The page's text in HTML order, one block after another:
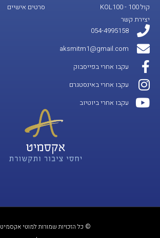
קול 100 - KOL100
יצירת קשר
סרטים אישיים
054-4995158
aksmitm1@gmail.com
עקבו אחרי בפייסבוק
עקבו אחרי באינסטגרם
עקבו אחרי ביוטיוב
© כל הזכויות שמורות למוטי אקסמיט